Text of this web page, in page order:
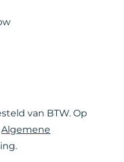
van BTW. Op
Algemene